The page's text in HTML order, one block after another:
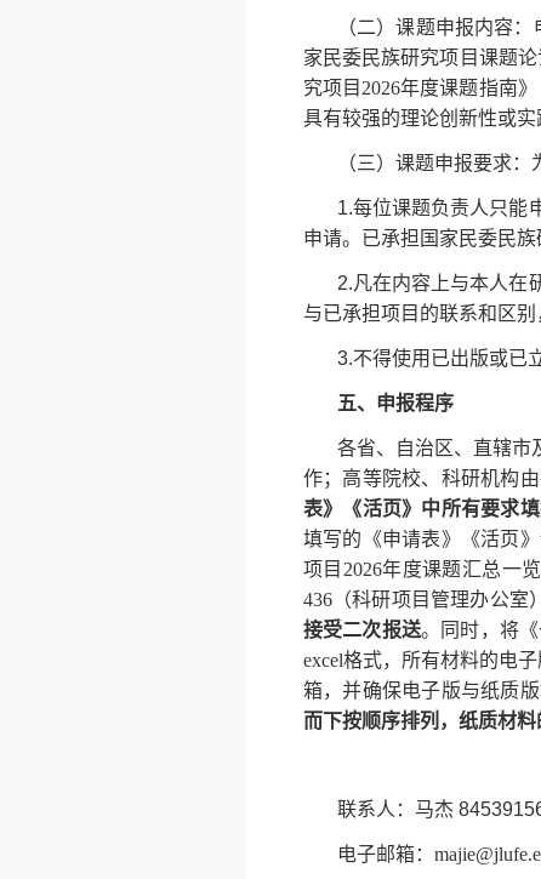
（二）课题申报内容
家民委民族研究项目课题
究项目2026年度课题指南
具有较强的理论创新性或
（三）课题申报要求
1.每位课题负责人只能
申请。已承担国家民委民
2.凡在内容上与本人在
与已承担项目的联系和区别
3.不得使用已出版或已
五、申报程序
各省、自治区、直辖市
作；高等院校、科研机构
表》《活页》中所有要求
填写的《申请表》《活页
项目2026年度课题汇总一
436（科研项目管理办公室
接受二次报送。同时，将
excel格式，所有材料的电
箱，并确保电子版与纸质
而下按顺序排列，纸质材
联系人：马杰
电子邮箱：